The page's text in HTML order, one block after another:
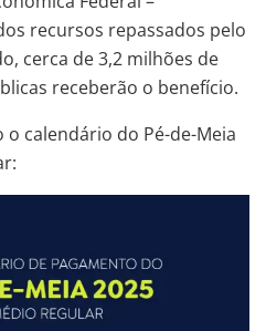
recursos repassados pelo
cerca de 3,2 milhões de
receberão o benefício.
calendário do Pé-de-Meia